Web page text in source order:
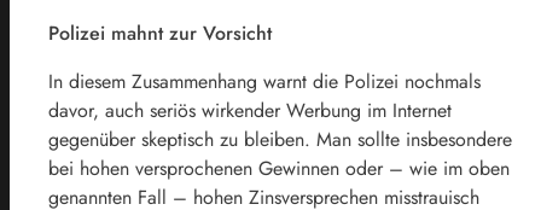
Polizei mahnt zur Vorsicht
In diesem Zusammenhang warnt die Polizei nochmals
davor, auch seriös wirkender Werbung im Internet
gegenüber skeptisch zu bleiben. Man sollte insbesondere
bei hohen versprochenen Gewinnen oder – wie im oben
genannten Fall – hohen Zinsversprechen misstrauisch